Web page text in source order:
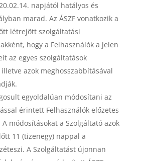
napjától hatályos és
marad. Az ÁSZF vonatkozik a
létrejött szolgáltatási
hogy a Felhasználók a jelen
az egyes szolgáltatások
azok meghosszabbításával
egyoldalúan módosítani az
érintett Felhasználók előzetes
módosításokat a Szolgáltató azok
11 (tizenegy) nappal a
A Szolgáltatást újonnan